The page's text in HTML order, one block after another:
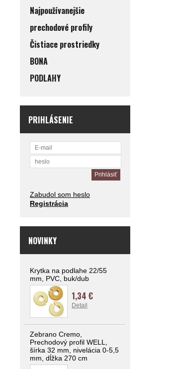
Najpoužívanejšie
prechodové profily
Čistiace prostriedky
BONA
PODLAHY
PRIHLÁSENIE
Zabudol som heslo
Registrácia
NOVINKY
Krytka na podlahe 22/55
mm, PVC, buk/dub
1,34 €
Detail
Zebrano Cremo,
Prechodový profil WELL,
šírka 32 mm, nivelácia 0-5,5
mm, dĺžka 270 cm